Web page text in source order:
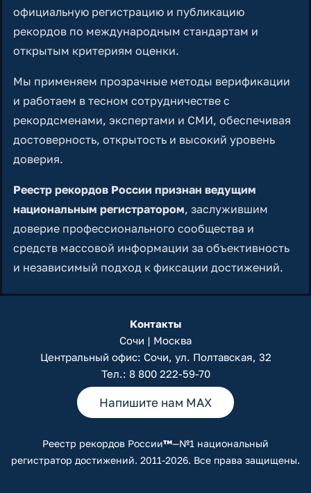
официальную регистрацию и публикацию
рекордов по международным стандартам и
открытым критериям оценки.
Мы применяем прозрачные методы верификации
и работаем в тесном сотрудничестве с
рекордсменами, экспертами и СМИ, обеспечивая
достоверность, открытость и высокий уровень
доверия.
Реестр рекордов России признан ведущим
национальным регистратором, заслужившим
доверие профессионального сообщества и
средств массовой информации за объективность
и независимый подход к фиксации достижений.
Контакты
Сочи | Москва
Центральный офис: Сочи, ул. Полтавская, 32
Тел.: 8 800 222-59-70
Напишите нам MAX
Реестр рекордов России™—№1 национальный
регистратор достижений. 2011-2026. Все права защищены.